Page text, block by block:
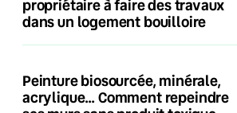
propriétaire à faire des travaux
dans un logement bouilloire
Peinture biosourcée, minérale,
acrylique… Comment repeindre